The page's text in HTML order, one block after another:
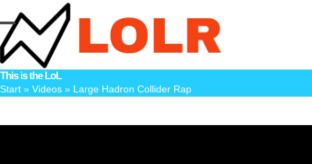
to
content
Open
mobile
menu
Close
mobile
menu
This is the LoL
Start » Videos » Large Hadron Collider Rap